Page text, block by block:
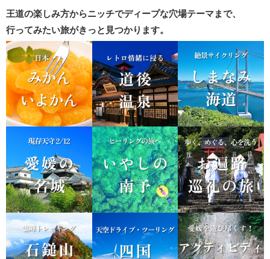
王道の楽しみ方からニッチでディープな穴場テーマまで、
行ってみたい旅がきっと見つかります。